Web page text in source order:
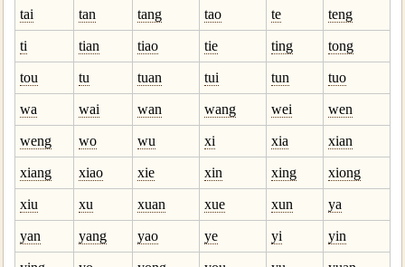
tai tan tang tao te teng
ti tian tiao tie ting tong
tou tu tuan tui tun tuo
wa wai wan wang wei wen
weng wo wu xi xia xian
xiang xiao xie xin xing xiong
xiu xu xuan xue xun ya
yan yang yao ye yi yin